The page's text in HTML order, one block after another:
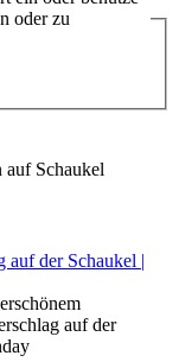
oder zu
auf der Schaukel |
auf der